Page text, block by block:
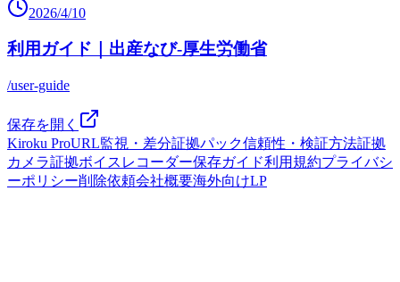
2026/4/10
利用ガイド｜出産なび‐厚生労働省
/user-guide
保存を開く
Kiroku ProURL監視・差分証拠パック信頼性・検証方法証拠
カメラ証拠ボイスレコーダー保存ガイド利用規約プライバシ
ーポリシー削除依頼会社概要海外向けLP